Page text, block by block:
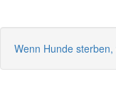
Wenn Hunde